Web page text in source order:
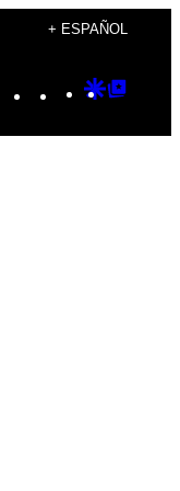
+ ESPAÑOL
Instagram
TikTok
YouTube
Google